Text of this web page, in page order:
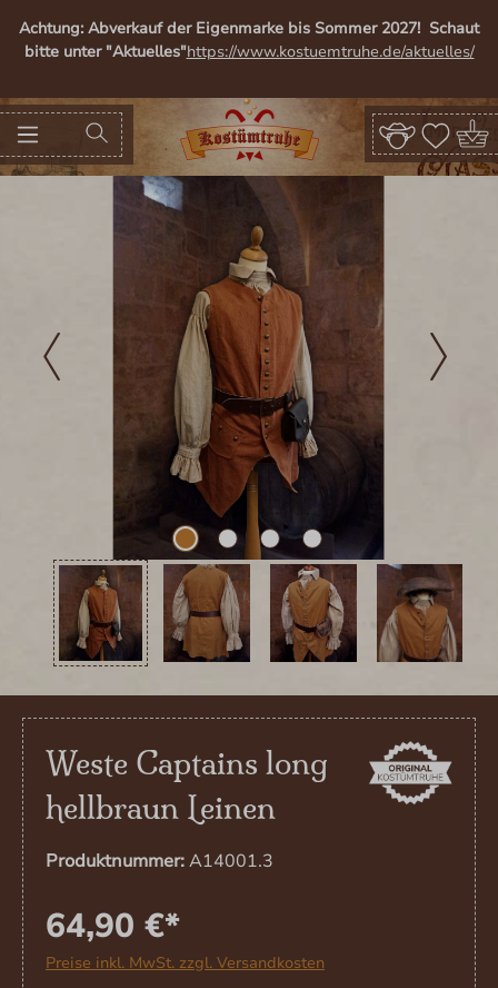
springen
Achtung: Abverkauf der Eigenmarke bis Sommer 2027! Schaut
bitte unter "Aktuelles"https://www.kostuemtruhe.de/aktuelles/
Bildergalerie überspringen
Weste Captains long
hellbraun Leinen
Produktnummer:A14001.3
64,90 €*
Preise inkl. MwSt. zzgl. Versandkosten